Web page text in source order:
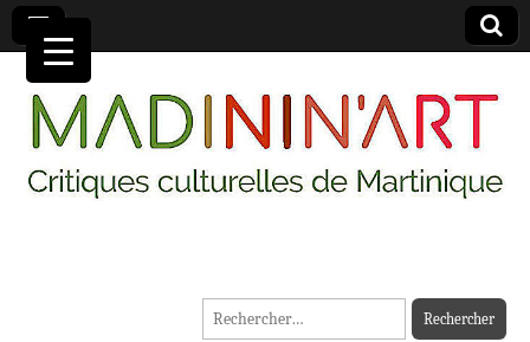
MADININ'ART
Rechercher :